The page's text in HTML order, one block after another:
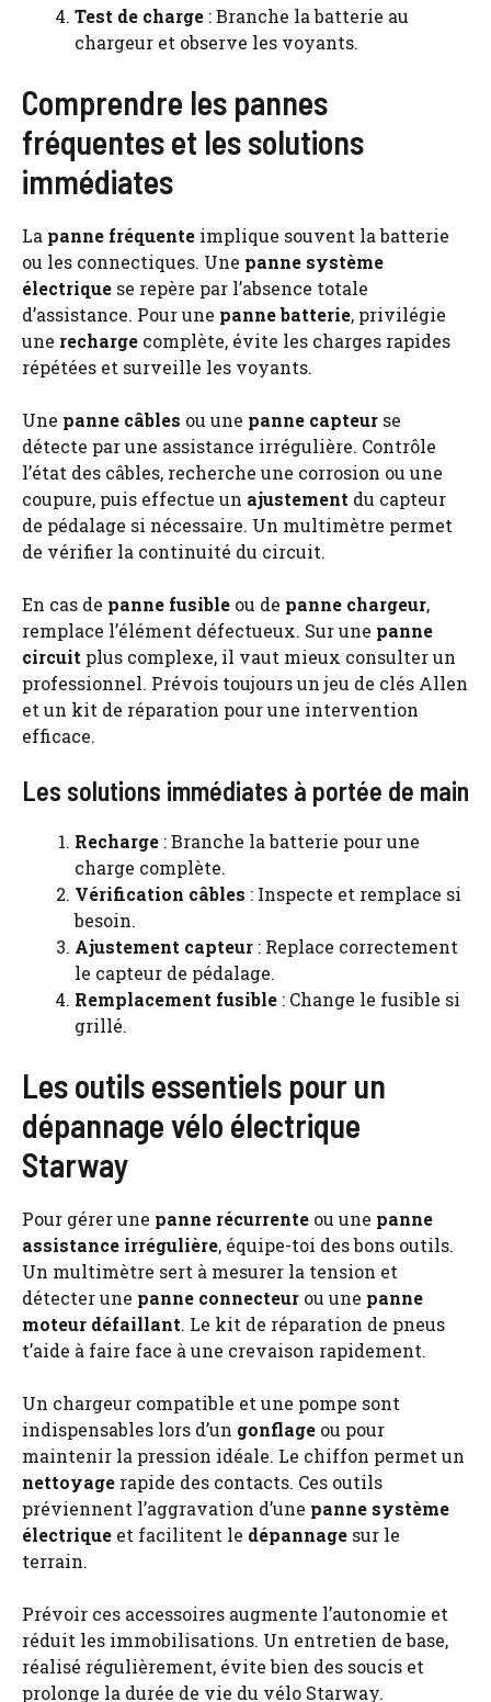
Test de charge : Branche la batterie au
chargeur et observe les voyants.
Comprendre les pannes
fréquentes et les solutions
immédiates
La panne fréquente implique souvent la batterie
ou les connectiques. Une panne système
électrique se repère par l’absence totale
d’assistance. Pour une panne batterie, privilégie
une recharge complète, évite les charges rapides
répétées et surveille les voyants.
Une panne câbles ou une panne capteur se
détecte par une assistance irrégulière. Contrôle
l’état des câbles, recherche une corrosion ou une
coupure, puis effectue un ajustement du capteur
de pédalage si nécessaire. Un multimètre permet
de vérifier la continuité du circuit.
En cas de panne fusible ou de panne chargeur,
remplace l’élément défectueux. Sur une panne
circuit plus complexe, il vaut mieux consulter un
professionnel. Prévois toujours un jeu de clés Allen
et un kit de réparation pour une intervention
efficace.
Les solutions immédiates à portée de main
Recharge : Branche la batterie pour une
charge complète.
Vérification câbles : Inspecte et remplace si
besoin.
Ajustement capteur : Replace correctement
le capteur de pédalage.
Remplacement fusible : Change le fusible si
grillé.
Les outils essentiels pour un
dépannage vélo électrique
Starway
Pour gérer une panne récurrente ou une panne
assistance irrégulière, équipe-toi des bons outils.
Un multimètre sert à mesurer la tension et
détecter une panne connecteur ou une panne
moteur défaillant. Le kit de réparation de pneus
t’aide à faire face à une crevaison rapidement.
Un chargeur compatible et une pompe sont
indispensables lors d’un gonflage ou pour
maintenir la pression idéale. Le chiffon permet un
nettoyage rapide des contacts. Ces outils
préviennent l’aggravation d’une panne système
électrique et facilitent le dépannage sur le
terrain.
Prévoir ces accessoires augmente l’autonomie et
réduit les immobilisations. Un entretien de base,
réalisé régulièrement, évite bien des soucis et
prolonge la durée de vie du vélo Starway.